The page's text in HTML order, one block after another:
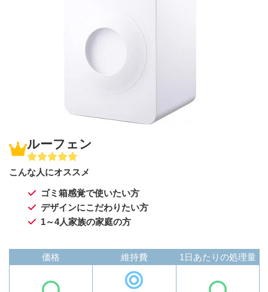
ルーフェン
こんな人にオススメ
ゴミ箱感覚で使いたい方
デザインにこだわりたい方
1～4人家族の家庭の方
価格 維持費 1日あたりの処理量